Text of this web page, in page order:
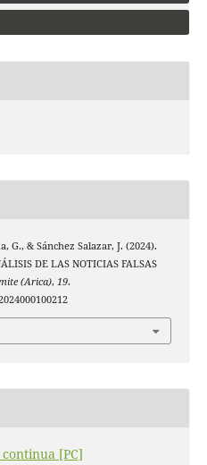
G., & Sánchez Salazar, J. (2024).
DE LAS NOTICIAS FALSAS
(Arica), 19.
[PC]